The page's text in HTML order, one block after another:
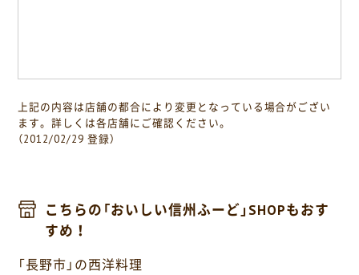
上記の内容は店舗の都合により変更となっている場合がござい
ます。詳しくは各店舗にご確認ください。
（2012/02/29 登録）
こちらの「おいしい信州ふーど」SHOPもおす
すめ！
「長野市」の西洋料理